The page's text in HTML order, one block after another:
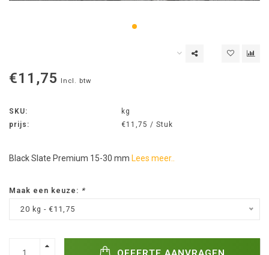
€11,75 Incl. btw
SKU:
kg
prijs:
€11,75 / Stuk
Black Slate Premium 15-30 mm Lees meer..
Maak een keuze: *
20 kg - €11,75